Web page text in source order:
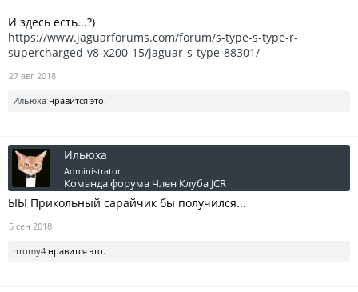
И здесь есть...?)
https://www.jaguarforums.com/forum/s-type-s-type-r-
supercharged-v8-x200-15/jaguar-s-type-88301/
27 авг 2018
Ильюха нравится это.
Ильюха
Administrator
Команда форума Член Клуба JCR
ЫЫ Прикольный сарайчик бы получился...
5 сен 2018
rrromy4 нравится это.